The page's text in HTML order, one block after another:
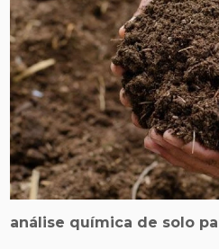
análise química de solo